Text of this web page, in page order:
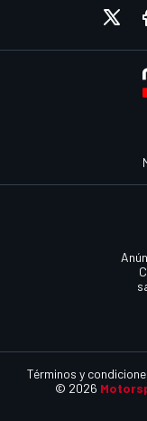
© 2026
Términos y